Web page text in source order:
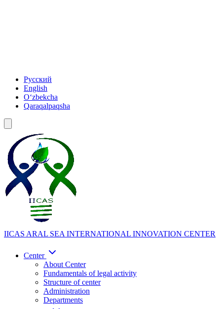
Русский
English
Oʻzbekcha
Qaraqalpaqsha
IICAS ARAL SEA INTERNATIONAL INNOVATION CENTER
Center
About Center
Fundamentals of legal activity
Structure of center
Administration
Departments